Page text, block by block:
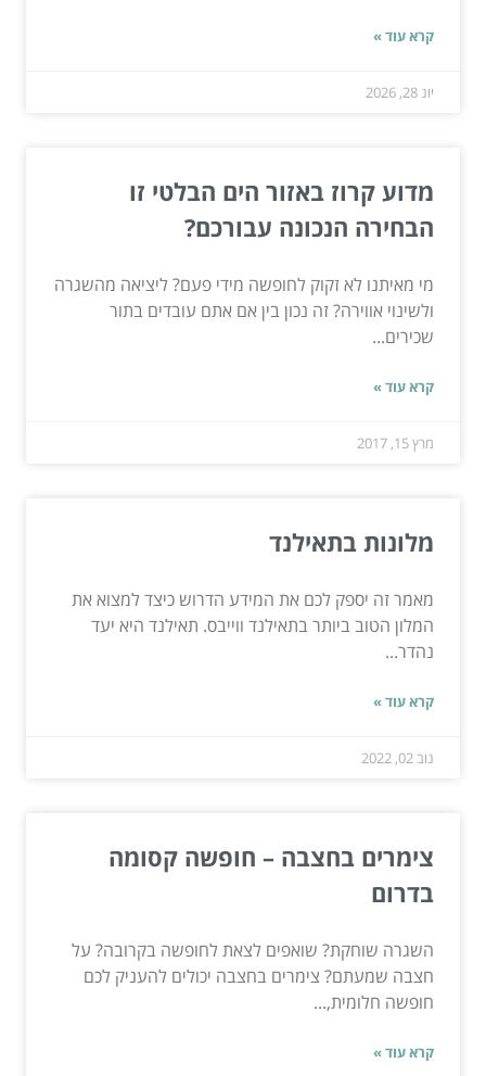
קרא עוד »
יונ 28, 2026
מדוע קרוז באזור הים הבלטי זו
הבחירה הנכונה עבורכם?
מי מאיתנו לא זקוק לחופשה מידי פעם? ליציאה מהשגרה
ולשינוי אווירה? זה נכון בין אם אתם עובדים בתור
שכירים...
קרא עוד »
מרץ 15, 2017
מלונות בתאילנד
מאמר זה יספק לכם את המידע הדרוש כיצד למצוא את
המלון הטוב ביותר בתאילנד ווייבס. תאילנד היא יעד
נהדר...
קרא עוד »
נוב 02, 2022
צימרים בחצבה – חופשה קסומה
בדרום
השגרה שוחקת? שואפים לצאת לחופשה בקרובה? על
חצבה שמעתם? צימרים בחצבה יכולים להעניק לכם
חופשה חלומית,...
קרא עוד »